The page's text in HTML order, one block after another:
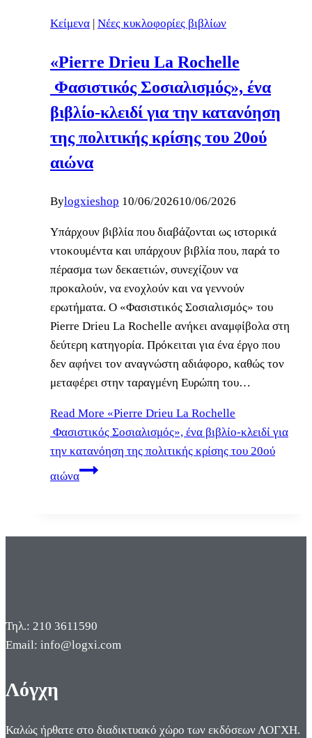
Κείμενα | Νέες κυκλοφορίες βιβλίων
«Pierre Drieu La Rochelle
Φασιστικός Σοσιαλισμός», ένα
βιβλίο-κλειδί για την κατανόηση
της πολιτικής κρίσης του 20ού
αιώνα
Bylogxieshop 10/06/202610/06/2026
Υπάρχουν βιβλία που διαβάζονται ως ιστορικά
ντοκουμέντα και υπάρχουν βιβλία που, παρά το
πέρασμα των δεκαετιών, συνεχίζουν να
προκαλούν, να ενοχλούν και να γεννούν
ερωτήματα. Ο «Φασιστικός Σοσιαλισμός» του
Pierre Drieu La Rochelle ανήκει αναμφίβολα στη
δεύτερη κατηγορία. Πρόκειται για ένα έργο που
δεν αφήνει τον αναγνώστη αδιάφορο, καθώς τον
μεταφέρει στην ταραγμένη Ευρώπη του…
Read More «Pierre Drieu La Rochelle
Φασιστικός Σοσιαλισμός», ένα βιβλίο-κλειδί για
την κατανόηση της πολιτικής κρίσης του 20ού
αιώνα
Τηλ.: 210 3611590
Email: info@logxi.com
Λόγχη
Καλώς ήρθατε στο διαδικτυακό χώρο των εκδόσεων ΛΟΓΧΗ.